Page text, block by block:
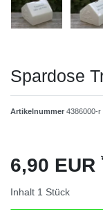
Spardose
Artikelnummer 4386000-r
6,90 EUR
Inhalt 1 Stück